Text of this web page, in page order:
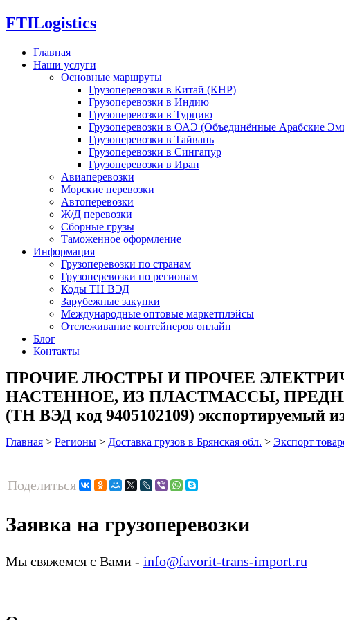
FTILogistics
Главная
Наши услуги
Основные маршруты
Грузоперевозки в Китай (КНР)
Грузоперевозки в Индию
Грузоперевозки в Турцию
Грузоперевозки в ОАЭ (Объединённые Арабские
Грузоперевозки в Тайвань
Грузоперевозки в Сингапур
Грузоперевозки в Иран
Авиаперевозки
Морские перевозки
Автоперевозки
Ж/Д перевозки
Сборные грузы
Таможенное оформление
Информация
Грузоперевозки по странам
Грузоперевозки по регионам
Коды ТН ВЭД
Зарубежные закупки
Международные оптовые маркетплэйсы
Отслеживание контейнеров онлайн
Блог
Контакты
ПРОЧИЕ ЛЮСТРЫ И ПРОЧЕЕ
НАСТЕННОЕ, ИЗ ПЛАСТМАССЫ,
(ТН ВЭД код 9405102109) экспортируемый
Главная > Регионы > Доставка грузов в Брянская обл. > Экспорт
Поделиться
Заявка на грузоперевозки
Мы свяжемся с Вами - info@favorit-trans-import.ru